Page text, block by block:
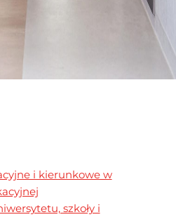
i kierunkowe w
szkoły i